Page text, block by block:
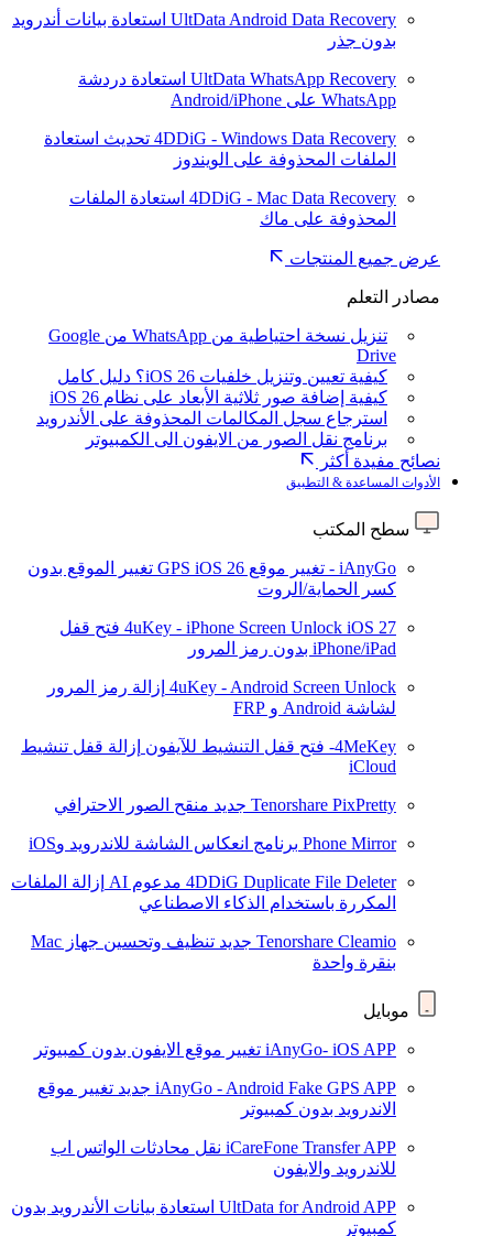
UltData Android Data Recovery استعادة بيانات أندرويد
بدون جذر
UltData WhatsApp Recovery استعادة دردشة
WhatsApp على Android/iPhone
4DDiG - Windows Data Recovery تحديث استعادة
الملفات المحذوفة على الويندوز
4DDiG - Mac Data Recovery استعادة الملفات
المحذوفة على ماك
عرض جميع المنتجات
مصادر التعلم
تنزيل نسخة احتياطية من WhatsApp من Google
Drive
كيفية تعيين وتنزيل خلفيات iOS 26؟ دليل كامل
كيفية إضافة صور ثلاثية الأبعاد على نظام iOS 26
استرجاع سجل المكالمات المحذوفة على الأندرويد
برنامج نقل الصور من الايفون الى الكمبيوتر
نصائح مفيدة أكثر
الأدوات المساعدة & التطبيق
سطح المكتب
iAnyGo - تغيير موقع GPS iOS 26
تغيير الموقع بدون
كسر الحماية/الروت
4uKey - iPhone Screen Unlock iOS 27
فتح قفل
iPhone/iPad بدون رمز المرور
4uKey - Android Screen Unlock إزالة رمز المرور
لشاشة Android و FRP
4MeKey- فتح قفل التنشيط للآيفون
إزالة قفل تنشيط
iCloud
Tenorshare PixPretty جديد منقح الصور الاحترافي
Phone Mirror برنامج انعكاس الشاشة للاندرويد وiOS
4DDiG Duplicate File Deleter مدعوم AI
إزالة الملفات
المكررة باستخدام الذكاء الاصطناعي
Tenorshare Cleamio جديد
تنظيف وتحسين جهاز Mac
بنقرة واحدة
موبايل
iAnyGo- iOS APP تغيير موقع الايفون بدون كمبيوتر
iAnyGo - Android Fake GPS APP جديد تغيير موقع
الاندرويد بدون كمبيوتر
iCareFone Transfer APP نقل محادثات الواتس اب
للاندرويد والايفون
UltData for Android APP استعادة بيانات الأندرويد بدون
كمبيوتر